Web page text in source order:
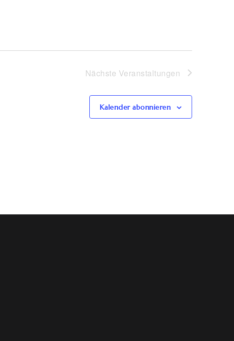
Nächste Veranstaltungen
Kalender abonnieren